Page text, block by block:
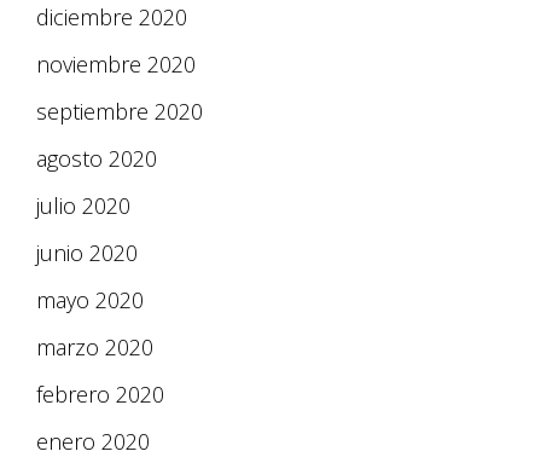
diciembre 2020
noviembre 2020
septiembre 2020
agosto 2020
julio 2020
junio 2020
mayo 2020
marzo 2020
febrero 2020
enero 2020